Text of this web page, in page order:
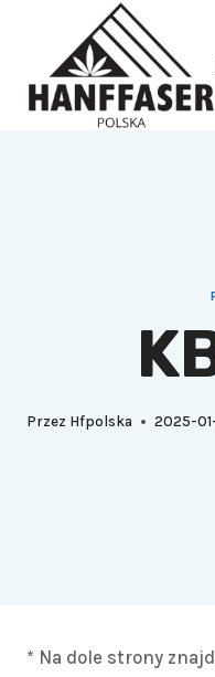
Przez Hfpolska 2025-
* Na dole strony